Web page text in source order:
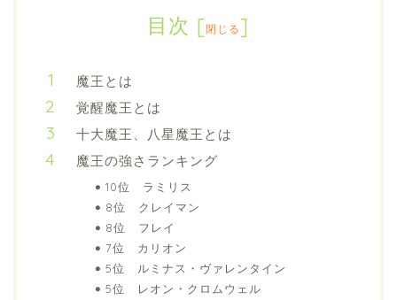
目次 [閉じる]
魔王とは
覚醒魔王とは
十大魔王、八星魔王とは
魔王の強さランキング
10位 ラミリス
8位 クレイマン
8位 フレイ
7位 カリオン
5位 ルミナス・ヴァレンタイン
5位 レオン・クロムウェル